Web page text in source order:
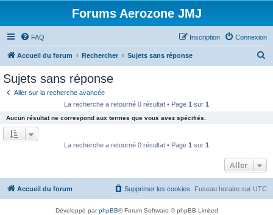
Forums Aerozone JMJ
FAQ Connexion
Inscription
Accueil du forum Rechercher Sujets sans réponse
e
Sujets sans réponse
Aller sur la recherche avancée
La recherche a retourné 0 résultat • Page 1 sur 1
Aucun résultat ne correspond aux termes que vous avez spécifiés.
La recherche a retourné 0 résultat • Page 1 sur 1
Aller
Accueil du forum Fuseau horaire sur UTC
Supprimer les cookies
Développé parphpBB® Forum Software © phpBB Limited